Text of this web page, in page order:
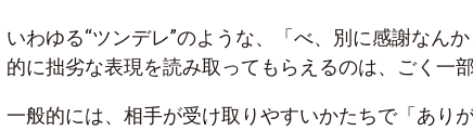
いわゆる“ツンデレ”のような、「べ、別に感謝なん
的に拙劣な表現を読み取ってもらえるのは、ごく一
一般的には、相手が受け取りやすいかたちで「あり